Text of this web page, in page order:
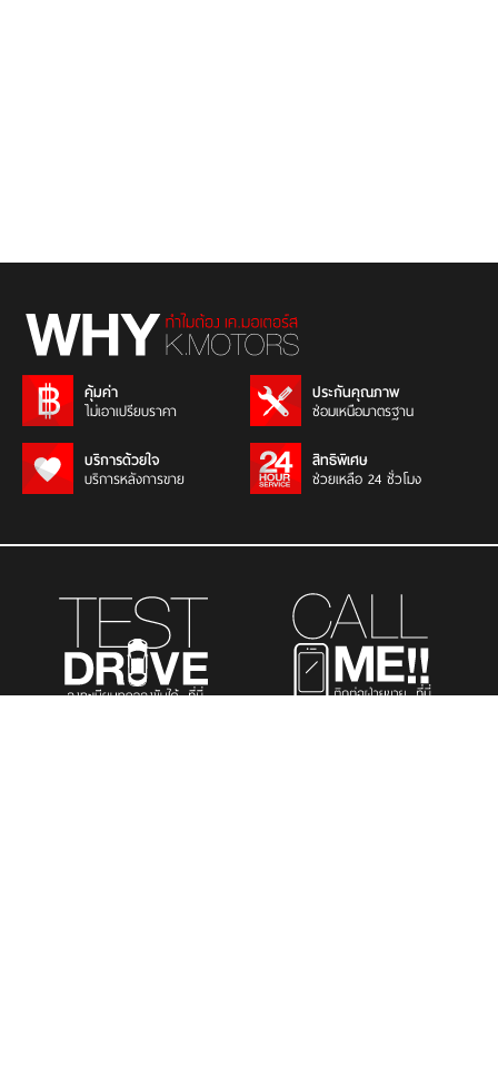
คุ้มค่า
ไม่เอาเปรียบราคา
ประกันคุณภาพ
ซ่อมเหนือมาตรฐาน
บริการด้วยใจ
บริการหลังการขาย
สิทธิพิเศษ
ช่วยเหลือ 24 ชั่วโมง